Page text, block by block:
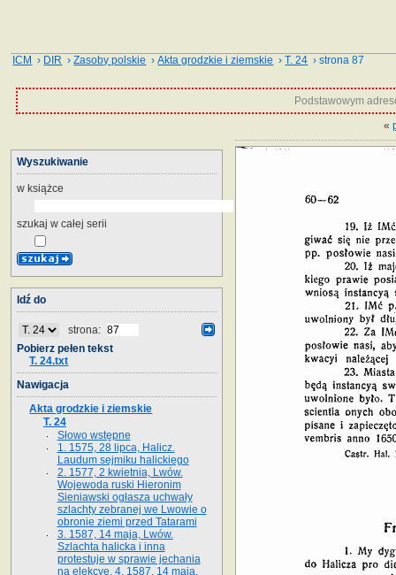
ICM › DIR ›Zasoby polskie ›Akta grodzkie i ziemskie ›T. 24 › strona 87
Podstawowym
«
Wyszukiwanie
w książce
szukaj w całej serii
Idź do
strona:
Pobierz pełen tekst
T. 24.txt
Nawigacja
Akta grodzkie i ziemskie
T. 24
Słowo wstępne
1. 1575, 28 lipca, Halicz.
Laudum sejmiku halickiego
2. 1577, 2 kwietnia, Lwów.
Wojewoda ruski Hieronim
Sieniawski ogłasza uchwały
szlachty zebranej we Lwowie o
obronie ziemi przed Tatarami
3. 1587, 14 maja, Lwów.
Szlachta halicka i inna
protestuje w sprawie jechania
na elekcyę. 4. 1587, 14 maja,